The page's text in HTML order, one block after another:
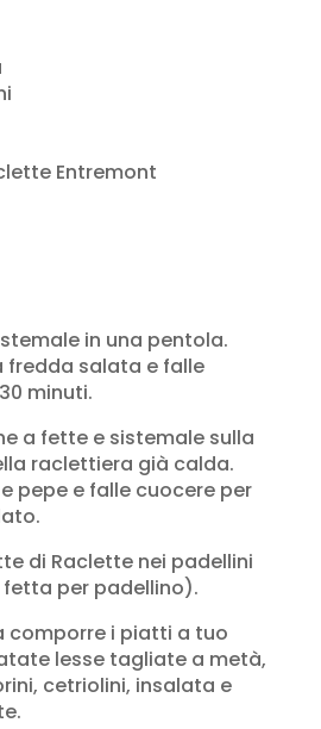
Entremont
in una pentola.
fredda salata e falle
minuti.
a fette e sistemale sulla
raclettiera già calda.
pepe e falle cuocere per
di Raclette nei padellini
per padellino).
comporre i piatti a tuo
lesse tagliate a metà,
cetriolini, insalata e